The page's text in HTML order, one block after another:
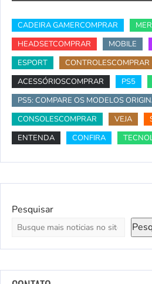
CADEIRA GAMERCOMPRAR
HEADSETCOMPRAR
MOBILE
ESPORT
CONTROLESCOMPRAR
ACESSÓRIOSCOMPRAR
PS5
PS5: COMPARE OS MODELOS
CONSOLESCOMPRAR
VEJA
ENTENDA
CONFIRA
Pesquisar